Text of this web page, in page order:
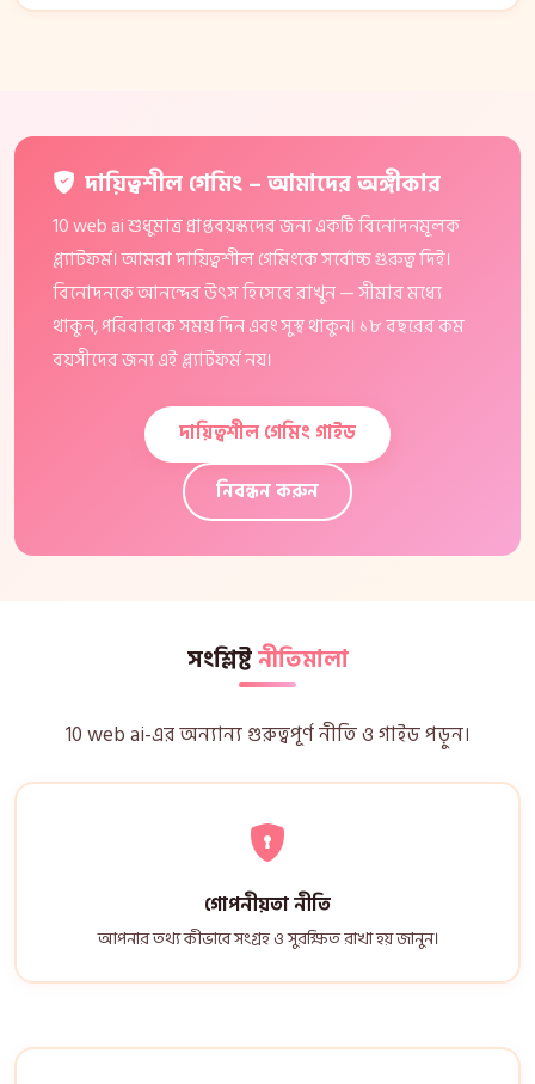
দায়িত্বশীল গেমিং – আমাদের অঙ্গীকার
10 web ai শুধুমাত্র প্রাপ্তবয়স্কদের জন্য একটি বিনোদনমূলক
প্ল্যাটফর্ম। আমরা দায়িত্বশীল গেমিংকে সর্বোচ্চ গুরুত্ব দিই।
বিনোদনকে আনন্দের উৎস হিসেবে রাখুন — সীমার মধ্যে
থাকুন, পরিবারকে সময় দিন এবং সুস্থ থাকুন। ১৮ বছরের কম
বয়সীদের জন্য এই প্ল্যাটফর্ম নয়।
দায়িত্বশীল গেমিং গাইড
নিবন্ধন করুন
সংশ্লিষ্টনীতিমালা
10 web ai-এর অন্যান্য গুরুত্বপূর্ণ নীতি ও গাইড পড়ুন।
গোপনীয়তা নীতি
আপনার তথ্য কীভাবে সংগ্রহ ও সুরক্ষিত রাখা হয় জানুন।